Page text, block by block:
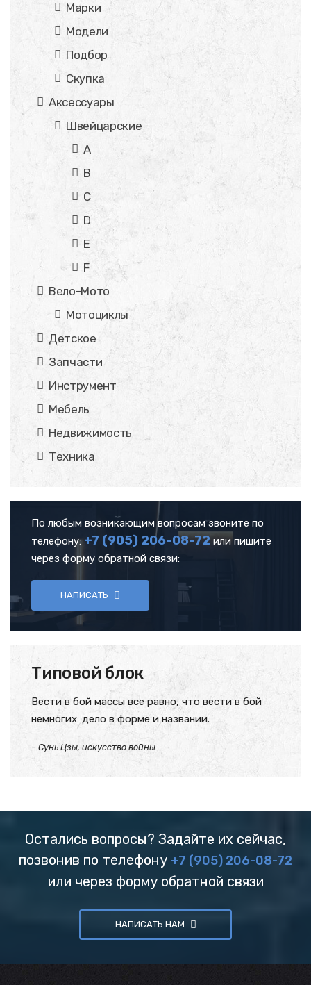
Марки
Модели
Подбор
Скупка
Аксессуары
Швейцарские
A
B
C
D
E
F
Вело-Мото
Мотоциклы
Детское
Запчасти
Инструмент
Мебель
Недвижимость
Техника
По любым возникающим вопросам звоните по
телефону:+7 (905) 206-08-72 или пишите
через форму обратной связи:
НАПИСАТЬ
Типовой блок
Вести в бой массы все равно, что вести в бой
немногих: дело в форме и названии.
– Сунь Цзы, искусство войны
Остались вопросы? Задайте их сейчас,
позвонив по телефону +7 (905) 206-08-72
или через форму обратной связи
НАПИСАТЬ НАМ